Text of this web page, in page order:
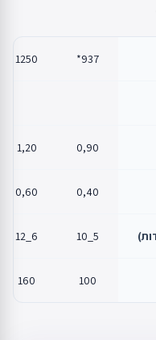
937*
1250
0,90
1,20
0,40
0,60
5_10
6_12
100
160